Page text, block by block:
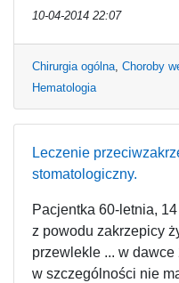
10-04-2014 22:07
Chirurgia ogólna, Choroby
Hematologia
Leczenie
stomatologiczny.
Pacjentka 60-letnia,
z powodu zakrzepicy
przewlekle ... w
w szczególności nie